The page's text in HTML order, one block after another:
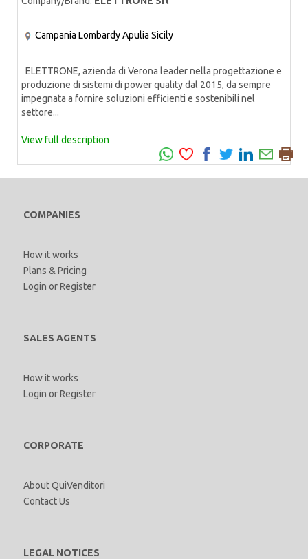
Campania LombardyApulia Sicily
ELETTRONE, azienda di Verona leader nella progettazione e
produzione di sistemi di power quality dal 2015, da sempre
impegnata a fornire soluzioni efficienti e sostenibili nel
settore...
View full description
COMPANIES
How it works
Plans & Pricing
Login orRegister
SALES AGENTS
How it works
Login orRegister
CORPORATE
About QuiVenditori
Contact Us
LEGAL NOTICES